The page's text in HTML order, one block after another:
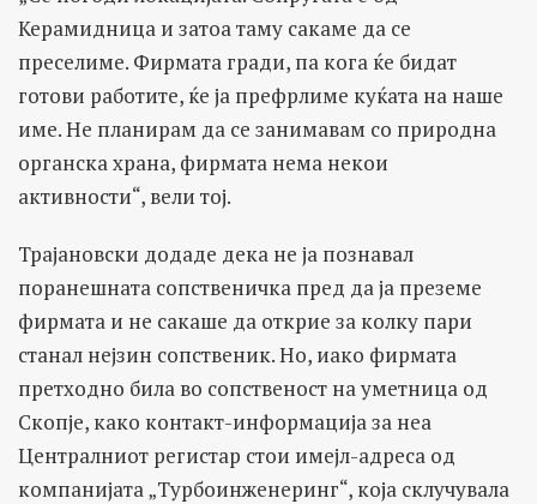
Керамидница и затоа таму сакаме да се
преселиме. Фирмата гради, па кога ќе бидат
готови работите, ќе ја префрлиме куќата на наше
име. Не планирам да се занимавам со природна
органска храна, фирмата нема некои
активности“, вели тој.
Трајановски додаде дека не ја познавал
поранешната сопственичка пред да ја преземе
фирмата и не сакаше да открие за колку пари
станал нејзин сопственик. Но, иако фирмата
претходно била во сопственост на уметница од
Скопје, како контакт-информација за неа
Централниот регистар стои имејл-адреса од
компанијата „Турбоинженеринг“, која склучувала